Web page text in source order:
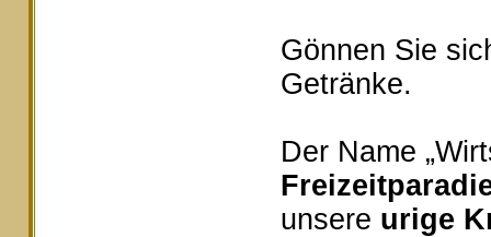
Gönnen Sie
Getränke.
Der Name
unsere urige